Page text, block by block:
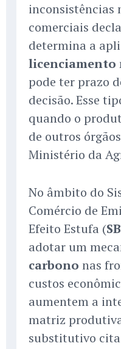
inconsistências
comerciais
determina a
licenciamento
pode ter prazo
decisão. Esse
quando o
de outros
Ministério da
No âmbito do
Comércio de
Efeito Estufa (
adotar um
carbono nas
custos
aumentem a
matriz
substitutivo cita